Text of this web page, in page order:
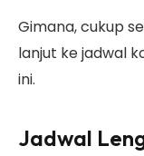
Gimana, cukup
lanjut ke jadwal
ini.
Jadwal